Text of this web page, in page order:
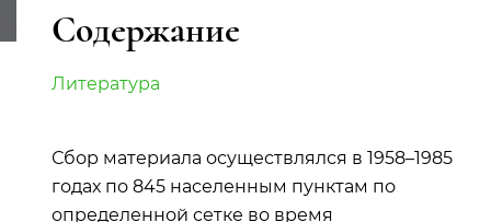
Содержание
Литература
Сбор материала осуществлялся в 1958–1985
годах по 845 населенным пунктам по
определенной сетке во время